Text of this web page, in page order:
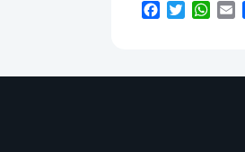
Facebook
Twitter